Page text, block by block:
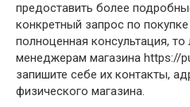
предоставить более
конкретный запрос по
полноценная консультация,
менеджерам магазина https://
запишите себе их контакты,
физического магазина.